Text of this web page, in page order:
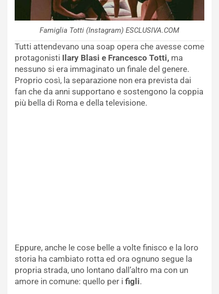
Famiglia Totti (Instagram) ESCLUSIVA.COM
Tutti attendevano una soap opera che avesse come
protagonisti Ilary Blasi e Francesco Totti, ma
nessuno si era immaginato un finale del genere.
Proprio così, la separazione non era prevista dai
fan che da anni supportano e sostengono la coppia
più bella di Roma e della televisione.
Eppure, anche le cose belle a volte finisco e la loro
storia ha cambiato rotta ed ora ognuno segue la
propria strada, uno lontano dall’altro ma con un
amore in comune: quello per i figli.